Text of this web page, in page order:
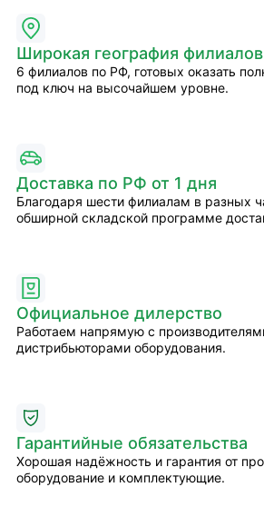
Широкая география филиалов
6 филиалов по РФ, готовых оказать
под ключ на высочайшем уровне.
Доставка по РФ от 1 дня
Благодаря шести филиалам в разных
обширной складской программе
Официальное дилерство
Работаем напрямую с
дистрибьюторами оборудования.
Гарантийные обязательства
Хорошая надёжность и гарантия от
оборудование и комплектующие.